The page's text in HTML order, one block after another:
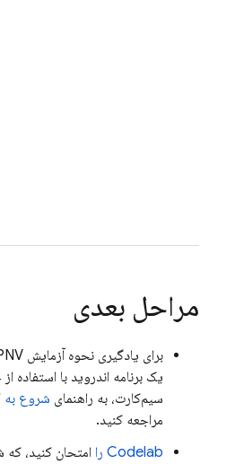
مراحل بعدی
برای یادگیری نحوه آزمایش
یک برنامه اندروید با استفاده
سیم‌کارت، به راهنمای شروع به
مراجعه کنید.
Codelab را
امتحان کنید، که